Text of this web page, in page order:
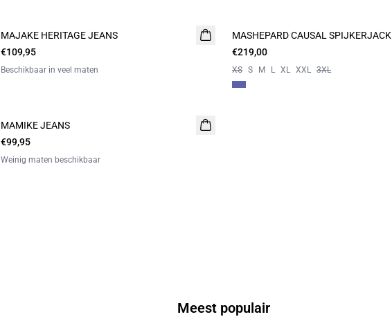
MAJAKE HERITAGE JEANS
€109,95
Beschikbaar in veel maten
MASHEPARD CAUSAL SPIJKERJACK
€219,00
XS S M L XL XXL 3XL
MAMIKE JEANS
€99,95
Weinig maten beschikbaar
Meest populair